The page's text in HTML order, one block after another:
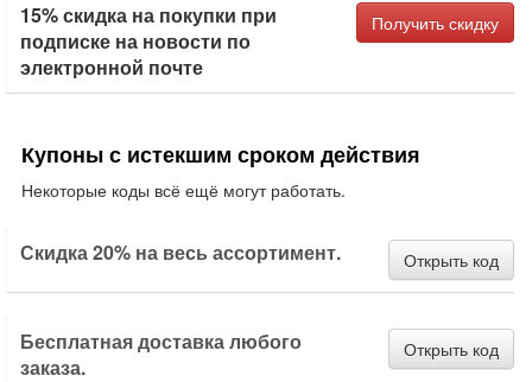
15% скидка на покупки при
подписке на новости по
электронной почте
Получить скидку
Купоны с истекшим сроком действия
Некоторые коды всё ещё могут работать.
Скидка 20% на весь ассортимент. Открыть код
Бесплатная доставка любого
заказа.
Открыть код